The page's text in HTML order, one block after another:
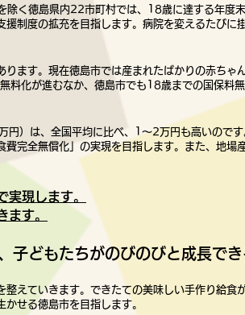
く徳島県内22市町村では、18歳に達する年度末
制度の拡充を目指します。病院を変えるたびに
ます。現在徳島市では産まれたばかりの赤ち
化が進むなか、徳島市でも18歳までの国保料無
円）は、全国平均に 比べ、1～2万円も高いのです
完全無償化」の実現を目指します。また、地場
実現します。
ます。
子どもたちがのびのびと成長でき
えていきます。できたての美味しい手作り給食
せる徳島市を目指します。